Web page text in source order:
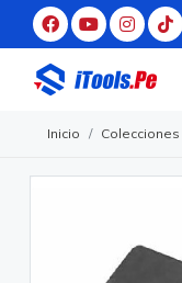
Inicio Colecciones